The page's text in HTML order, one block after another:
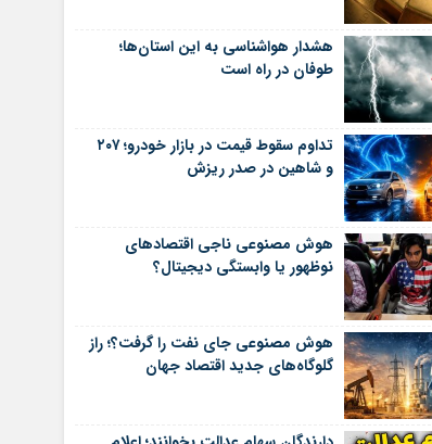
هشدار هواشناسی به این استان‌ها؛
طوفان در راه است
تداوم سقوط قیمت در بازار خودرو؛ ۲۰۷
و شاهین در صدر ریزش
هوش مصنوعی ناجی اقتصادهای
نوظهور یا وابستگی دیجیتال؟
هوش مصنوعی جای نفت را گرفت؟؛ راز
گلوگاه‌های جدید اقتصاد جهان